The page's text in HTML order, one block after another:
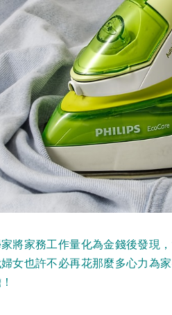
將家務工作量化為金錢後發現
女也許不必再花那麼多心力為